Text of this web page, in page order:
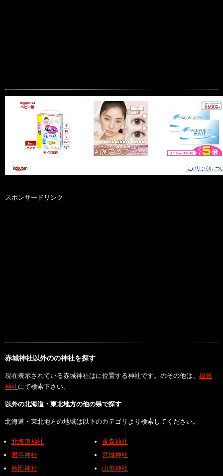
スポンサードリンク
赤城神社以外のの神社を探す
現在表示されている赤城神社はに位置する神社です。のその他は、 福島
神社にて検索下さい。
以外の北海道・東北地方の他の県で探す
北海道・東北地方の地域は以下のカテゴリより検索してください。
北海道神社
青森神社
岩手神社
宮城神社
秋田神社
山形神社